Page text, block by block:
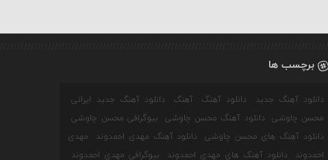
برچسب ها
دانلود آهنگ جدید دانلود آهنگ آهنگ
دانلود آهنگ جدید ایرانی
محسن چاوشی
دانلود آهنگ محسن چاوشی
بیوگرافی محسن چاوشی
دانلود آهنگ های محسن چاوشی
دانلود آهنگ مهدی احمدوند
مهدی
احمدوند
دانلود آهنگ های مهدی احمدوند بیوگرافی مهدی احمدوند